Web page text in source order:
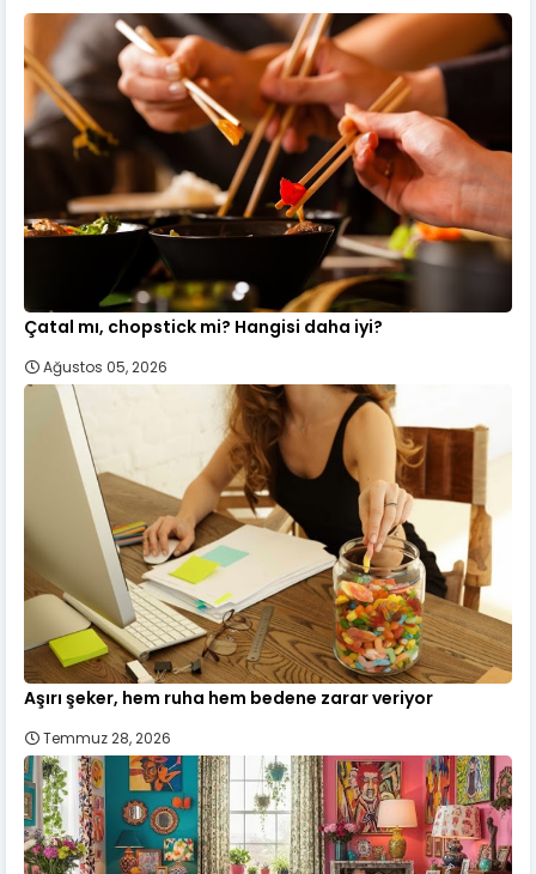
Çatal mı, chopstick mi? Hangisi daha iyi?
Ağustos 05, 2026
Aşırı şeker, hem ruha hem bedene zarar veriyor
Temmuz 28, 2026